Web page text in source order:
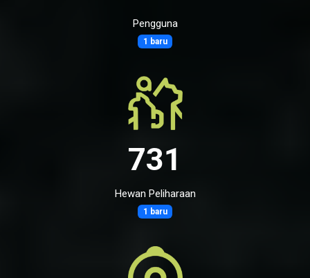
Pengguna
1 baru
731
Hewan Peliharaan
1 baru